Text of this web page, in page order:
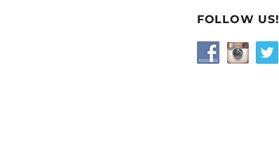
FOLLOW US!